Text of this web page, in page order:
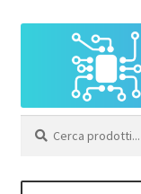
navigazione
contenuto